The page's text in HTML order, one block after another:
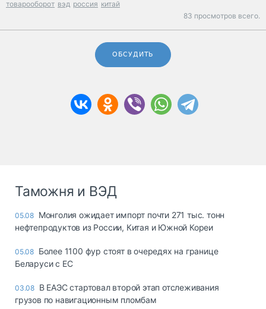
товарооборот вэд россия китай
83 просмотров всего.
ОБСУДИТЬ
Таможня и ВЭД
05.08 Монголия ожидает импорт почти 271 тыс. тонн
нефтепродуктов из России, Китая и Южной Кореи
05.08 Более 1100 фур стоят в очередях на границе
Беларуси с ЕС
03.08 В ЕАЭС стартовал второй этап отслеживания
грузов по навигационным пломбам